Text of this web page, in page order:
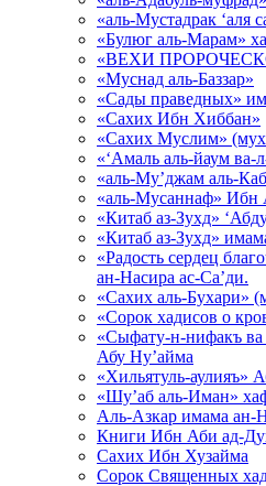
«аль-Мустадрак ‘аля
«Булюг аль-Марам»
«ВЕХИ
«Муснад аль-Баззар»
«Сады праведных»
«Сахих Ибн Хиббан»
«Сахих Муслим»
«‘Амаль аль-йаум
«аль-Му’джам аль-
«аль-Мусаннаф»
«Китаб аз-Зухд»
«Китаб аз-Зухд»
«Радость сердец
ан-Насира ас-Са’ди.
«Сахих аль-Бухари»
«Сорок хадисов о
«Сыфату-н-нифакъ ва
Абу Ну’айма
«Хильятуль-аулияъ»
«Шу’аб аль-Иман»
Аль-Азкар имама ан-
Книги Ибн Аби ад-
Сахих Ибн Хузайма
Сорок Священных